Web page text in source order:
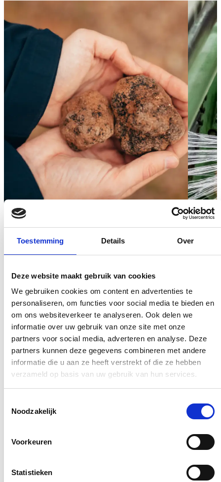
Toestemming Details Over
Deze website maakt gebruik van cookies
We gebruiken cookies om content en advertenties te
personaliseren, om functies voor social media te bieden en
om ons websiteverkeer te analyseren. Ook delen we
informatie over uw gebruik van onze site met onze
partners voor social media, adverteren en analyse. Deze
partners kunnen deze gegevens combineren met andere
informatie die u aan ze heeft verstrekt of die ze hebben
verzameld op basis van uw gebruik van hun services.
Noodzakelijk
Voorkeuren
Statistieken
应对气候变暖 完整所